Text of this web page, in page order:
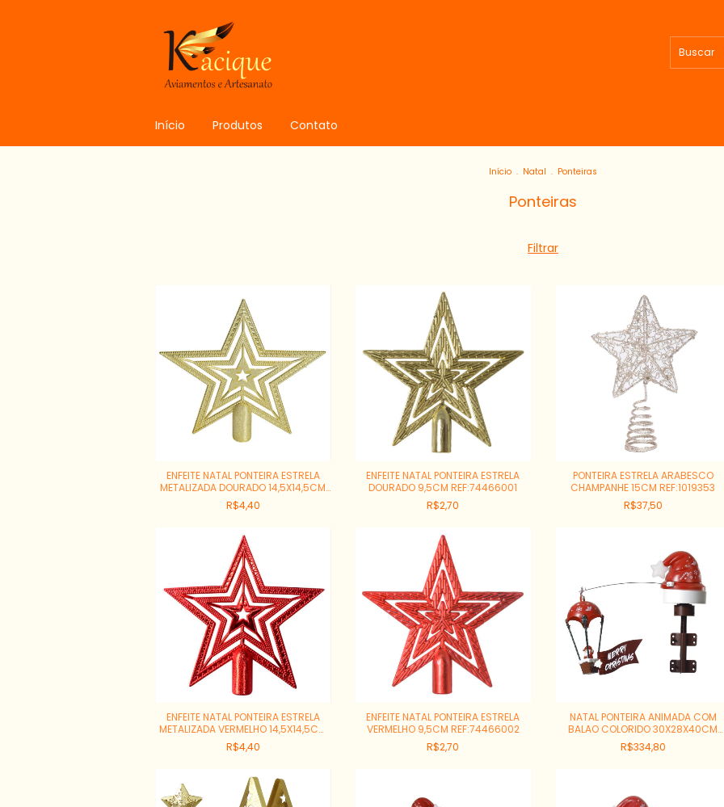
Início Produtos Contato
Início . Natal . Ponteiras
Ponteiras
Filtrar
ENFEITE NATAL PONTEIRA ESTRELA
METALIZADA DOURADO 14,5X14,5CM
REF:66634001
R$4,40
ENFEITE NATAL PONTEIRA ESTRELA
DOURADO 9,5CM REF:74466001
R$2,70
PONTEIRA ESTRELA ARABESCO
CHAMPANHE 15CM REF:1019353
R$37,50
ENFEITE NATAL PONTEIRA ESTRELA
METALIZADA VERMELHO 14,5X14,5CM
REF:66634002
R$4,40
ENFEITE NATAL PONTEIRA ESTRELA
VERMELHO 9,5CM REF:74466002
R$2,70
NATAL PONTEIRA ANIMADA COM
BALAO COLORIDO 30X28X40CM
REF:81383001
R$334,80